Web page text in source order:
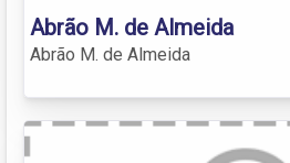
Abrão M. de Almeida
Abrão M. de Almeida